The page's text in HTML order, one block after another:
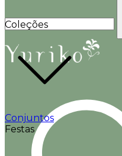
Coleções
Conjuntos
Festas